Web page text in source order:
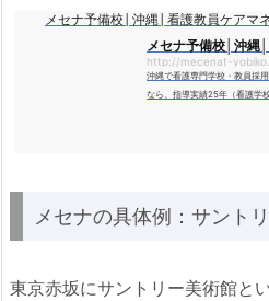
メセナ予備校│沖縄│看護教員ケアマ
メセナ予備校│沖縄
http://mecenat-
沖縄で看護専門学校・教員採
なら、指導実績25年（看護学
メセナの具体例：サント
東京赤坂にサントリー美術館と